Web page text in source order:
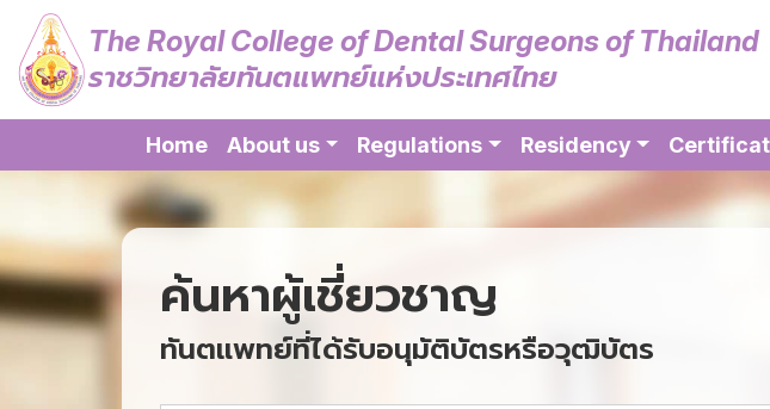
The Royal College of Dental Surgeons of Thailand
ราชวิทยาลัยทันตแพทย์แห่งประเทศไทย
Home About us Regulations Residency
ค้นหาผู้เชี่ยวชาญ
ทันตแพทย์ที่ได้รับอนุมัติบัตรหรือวุฒิบัตร